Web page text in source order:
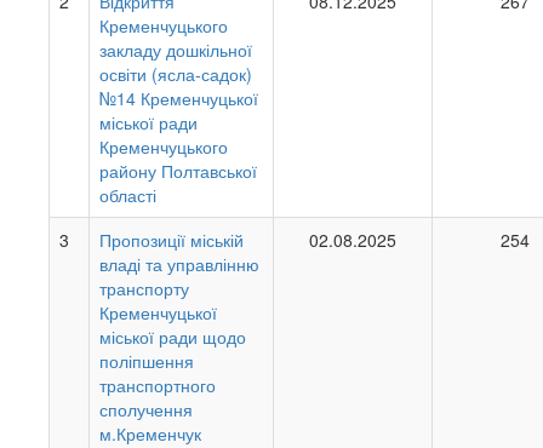
Кременчуцького
закладу дошкільної
освіти (ясла-садок)
№14 Кременчуцької
міської ради
Кременчуцького
району Полтавської
області
3
Пропозиції міській
владі та управлінню
транспорту
Кременчуцької
міської ради щодо
поліпшення
транспортного
сполучення
м.Кременчук
02.08.2025 254